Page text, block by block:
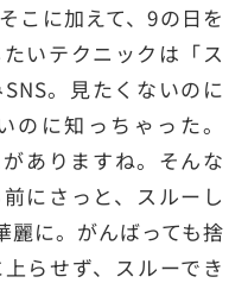
こに加えて、9の日を
いテクニックは「ス
。見たくないのに
のに知っちゃった。
ありますね。そんな
にさっと、スルーし
麗に。がんばっても捨
らせず、スルーでき